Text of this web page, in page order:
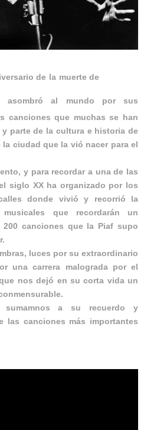
de la muerte de
al mundo por sus
canciones que muchas se han
parte de la cultura e historia de
ciudad que la vió nacer para el
y para recordar a una de las
siglo XX ha organizado por los
donde vivió y recorrió la
musicales que recordarán un
200 canciones que la Piaf supo
luces por su extraordinario
una carrera malograda por el
nos dejó en su corta vida un
a su recuerdo y
las canciones más importantes